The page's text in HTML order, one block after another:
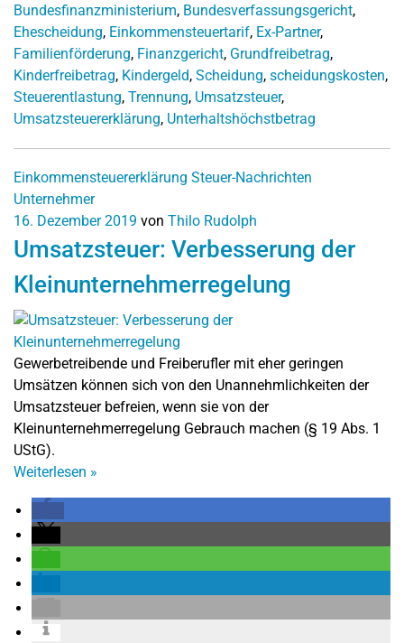
Bundesfinanzministerium, Bundesverfassungsgericht,
Ehescheidung, Einkommensteuertarif, Ex-Partner,
Familienförderung, Finanzgericht, Grundfreibetrag,
Kinderfreibetrag, Kindergeld, Scheidung, scheidungskosten,
Steuerentlastung, Trennung, Umsatzsteuer,
Umsatzsteuererklärung, Unterhaltshöchstbetrag
Einkommensteuererklärung Steuer-Nachrichten
Unternehmer
16. Dezember 2019 von Thilo Rudolph
Umsatzsteuer: Verbesserung der
Kleinunternehmerregelung
Gewerbetreibende und Freiberufler mit eher geringen
Umsätzen können sich von den Unannehmlichkeiten der
Umsatzsteuer befreien, wenn sie von der
Kleinunternehmerregelung Gebrauch machen (§ 19 Abs. 1
UStG).
Weiterlesen »